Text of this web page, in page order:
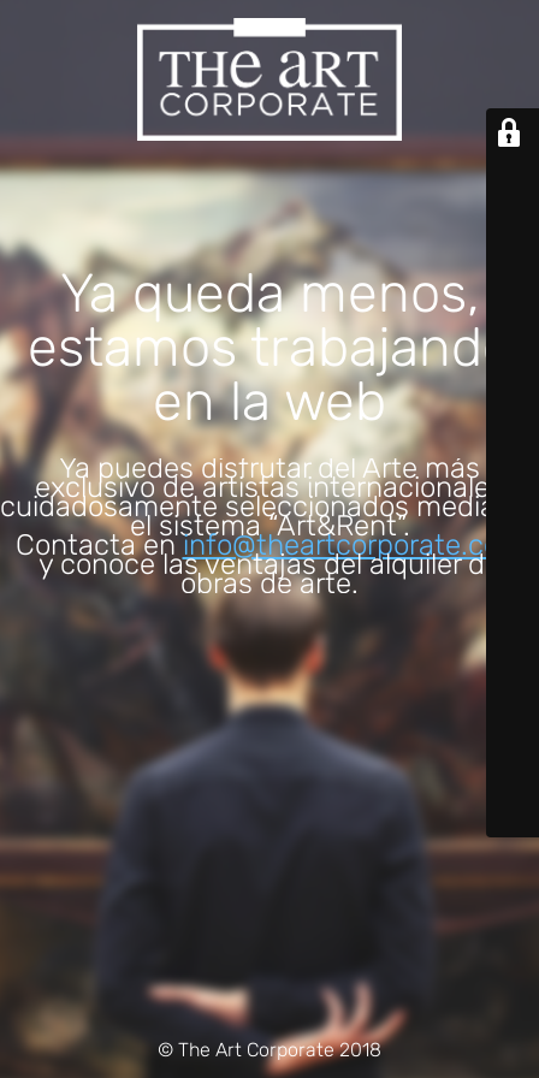
Ya queda menos,
estamos trabajando
en la web
Ya puedes disfrutar del Arte más
exclusivo de artistas internacionales
cuidadosamente seleccionados mediante
el sistema “Art&Rent”.
Contacta eninfo@theartcorporate.com
y conoce las ventajas del alquiler de
obras de arte.
© The Art Corporate 2018